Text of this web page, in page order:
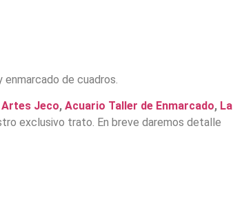
de cuadros.
Artes Jeco, Acuario Taller de Enmarcado, La
exclusivo trato. En breve daremos detalle